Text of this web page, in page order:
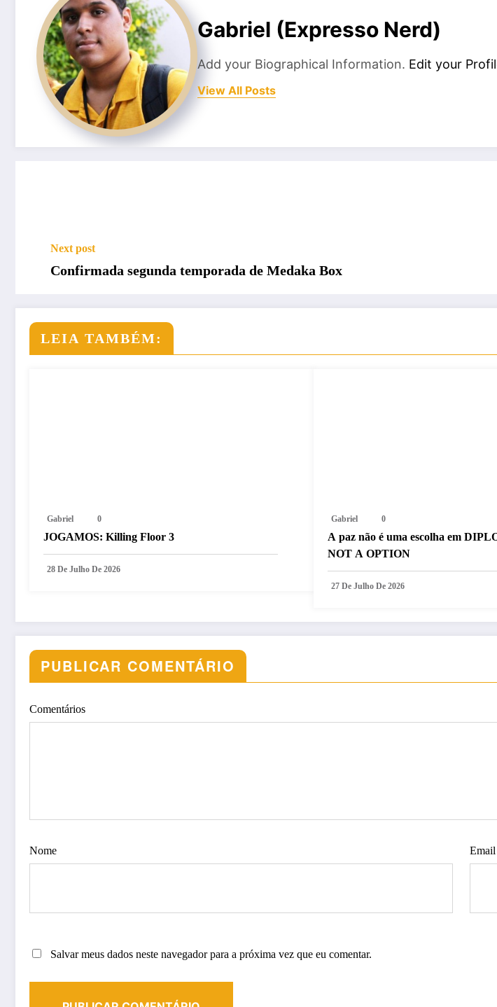
Gabriel (Expresso Nerd)
Add your Biographical Information. Edit your
View All Posts
Next post
Confirmada segunda temporada de Medaka Box
LEIA TAMBÉM:
Gabriel 0
JOGAMOS: Killing Floor 3
28 De Julho De 2026
Gabriel 0
A paz não é uma escolha em
NOT A OPTION
27 De Julho De 2026
PUBLICAR COMENTÁRIO
Comentários
Nome Email
Salvar meus dados neste navegador para a próxima vez que eu comentar.